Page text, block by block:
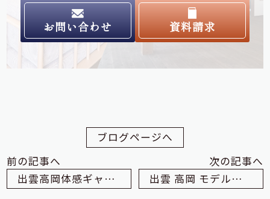
お問い合わせ 資料請求
ブログページへ
前の記事へ
出雲高岡体感ギャラリーにてコダリノ会が開催されました。
次の記事へ
出雲 高岡 モデルハウス 近況④